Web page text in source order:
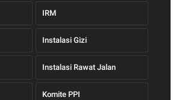
IRM
Instalasi Gizi
Instalasi Rawat Jalan
Komite PPI